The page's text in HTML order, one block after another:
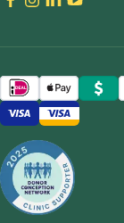
und
Schritt-
für-
Schritt-
Anleitung,
wie Sie
mithilfe
eines